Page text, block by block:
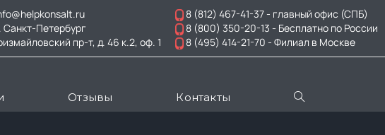
Санкт-Петербург
пр-т, д. 46 к.2, оф. 1
8 (812) 467-41-37- главный офис (СПБ)
8 (800) 350-20-13 - Бесплатно по России
8 (495) 414-21-70 - Филиал в Москве
Отзывы
Контакты